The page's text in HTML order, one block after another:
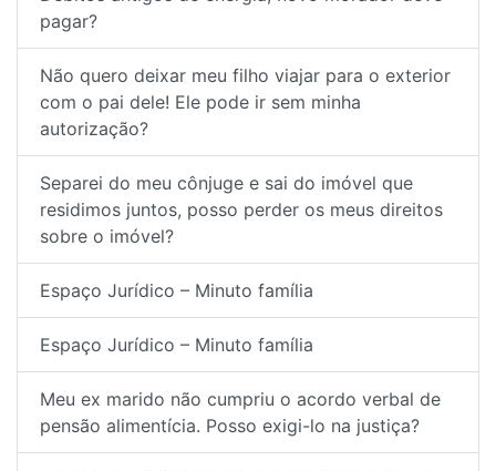
pagar?
Não quero deixar meu filho viajar para o exterior
com o pai dele! Ele pode ir sem minha
autorização?
Separei do meu cônjuge e sai do imóvel que
residimos juntos, posso perder os meus direitos
sobre o imóvel?
Espaço Jurídico – Minuto família
Espaço Jurídico – Minuto família
Meu ex marido não cumpriu o acordo verbal de
pensão alimentícia. Posso exigi-lo na justiça?